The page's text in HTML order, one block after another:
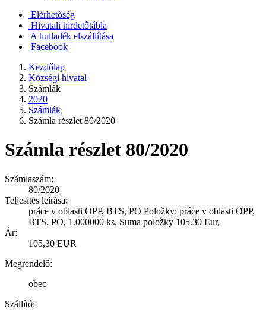
Elérhetőség
Hivatali hirdetőtábla
A hulladék elszállítása
Facebook
Kezdőlap
Községi hivatal
Számlák
2020
Számlák
Számla részlet 80/2020
Számla részlet 80/2020
Számlaszám:
80/2020
Teljesítés leírása:
práce v oblasti OPP, BTS, PO Položky: práce v oblasti OPP,
BTS, PO, 1.000000 ks, Suma položky 105.30 Eur,
Ár:
105,30 EUR
Megrendelő:
obec
Szállító: